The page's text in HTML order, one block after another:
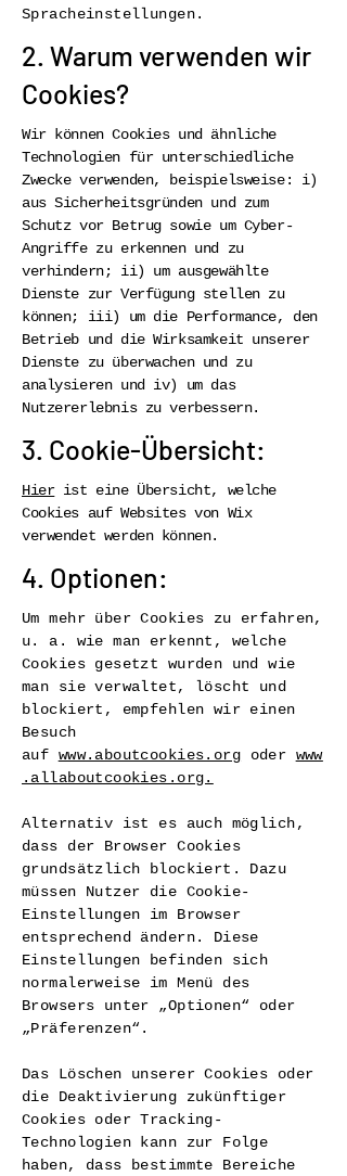
Spracheinstellungen.
2. Warum verwenden wir
Cookies?
Wir können Cookies und ähnliche
Technologien für unterschiedliche
Zwecke verwenden, beispielsweise: i)
aus Sicherheitsgründen und zum
Schutz vor Betrug sowie um Cyber-
Angriffe zu erkennen und zu
verhindern; ii) um ausgewählte
Dienste zur Verfügung stellen zu
können; iii) um die Performance, den
Betrieb und die Wirksamkeit unserer
Dienste zu überwachen und zu
analysieren und iv) um das
Nutzererlebnis zu verbessern.
3. Cookie-Übersicht:
Hierist eine Übersicht, welche
Cookies auf Websites von Wix
verwendet werden können.
4. Optionen:
Um mehr über Cookies zu erfahren,
u. a. wie man erkennt, welche
Cookies gesetzt wurden und wie
man sie verwaltet, löscht und
blockiert, empfehlen wir einen
Besuch
auf www.aboutcookies.org oder www
.allaboutcookies.org.
Alternativ ist es auch möglich,
dass der Browser Cookies
grundsätzlich blockiert. Dazu
müssen Nutzer die Cookie-
Einstellungen im Browser
entsprechend ändern. Diese
Einstellungen befinden sich
normalerweise im Menü des
Browsers unter „Optionen“ oder
„Präferenzen“.
Das Löschen unserer Cookies oder
die Deaktivierung zukünftiger
Cookies oder Tracking-
Technologien kann zur Folge
haben, dass bestimmte Bereiche